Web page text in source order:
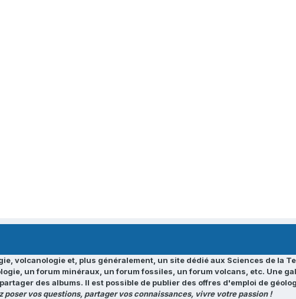
volcanologie et, plus généralement, un site dédié aux Sciences de la
un forum minéraux, un forum fossiles, un forum volcans, etc. Une
des albums. Il est possible de publier des offres d'emploi de
poser vos questions, partager vos connaissances, vivre votre passion !